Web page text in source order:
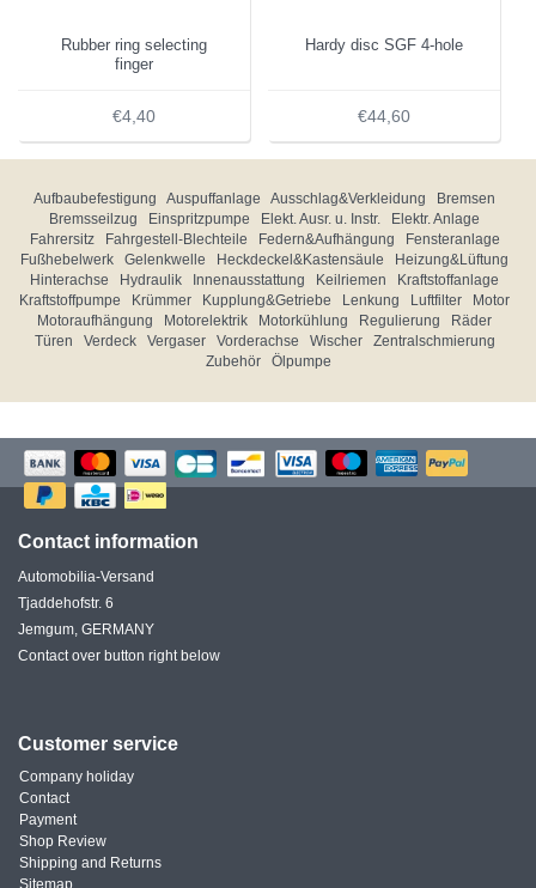
Rubber ring selecting
finger
€4,40
Hardy disc SGF 4-hole
€44,60
Aufbaubefestigung Auspuffanlage Ausschlag&Verkleidung
Bremsen
Bremsseilzug
Einspritzpumpe Elekt. Ausr. u. Instr.
Elektr. Anlage
Fahrersitz
Fahrgestell-Blechteile Federn&Aufhängung
Fensteranlage
Fußhebelwerk
Gelenkwelle Heckdeckel&Kastensäule
Heizung&Lüftung
Hinterachse
Hydraulik Innenausstattung Keilriemen
Kraftstoffanlage
Kraftstoffpumpe
Krümmer Kupplung&Getriebe Lenkung Luftfilter
Motor
Motoraufhängung
Motorelektrik Motorkühlung Regulierung
Räder
Türen
Verdeck Vergaser Vorderachse Wischer
Zentralschmierung
Zubehör
Ölpumpe
Contact information
Automobilia-Versand
Tjaddehofstr. 6
Jemgum, GERMANY
Contact over button right below
Customer service
Company holiday
Contact
Payment
Shop Review
Shipping and Returns
Sitemap